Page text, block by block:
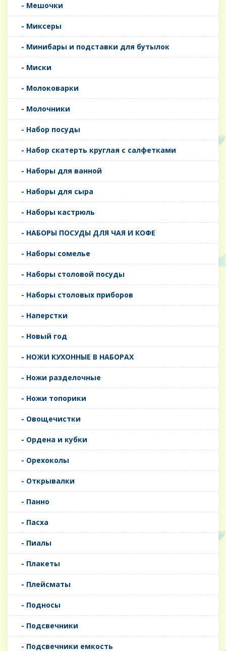
- Мешочки
- Миксеры
- Минибары и подставки для бутылок
- Миски
- Молоковарки
- Молочники
- Набор посуды
- Набор скатерть круглая с салфетками
- Наборы для ванной
- Наборы для сыра
- Наборы кастрюль
- НАБОРЫ ПОСУДЫ ДЛЯ ЧАЯ И КОФЕ
- Наборы сомелье
- Наборы столовой посуды
- Наборы столовых приборов
- Наперстки
- Новый год
- НОЖИ КУХОННЫЕ В НАБОРАХ
- Ножи разделочные
- Ножи топорики
- Овощечистки
- Ордена и кубки
- Орехоколы
- Открывалки
- Панно
- Пасха
- Пиалы
- Плакеты
- Плейсматы
- Подносы
- Подсвечники
- Подсвечники емкость